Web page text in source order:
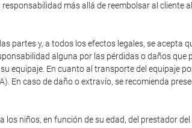
más allá de reembolsar al cliente
partes y, a todos los efectos legales, se acepta
alguna por las pérdidas o daños
equipaje. En cuanto al transporte del equipaje
En caso de daño o extravío, se recomienda
niños, en función de su edad, del prestador